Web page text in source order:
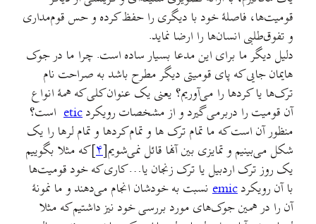
قومیت‌ها، فاصلهٔ خود با دیگری را حفظ کرده و حس قوم‌مداری
و تفوق‌طلبی انسان‌ها را ارضا نماید.
دلیل دیگر ما برای این مدعا بسیار ساده است. چرا ما در جوک
هایمان جایی که پای قومیتی دیگر مطرح باشد به صراحت نام
ترک‌ها یا کردها را می‌آوریم؟ یعنی یک عنوان کلی که همهٔ انواع
آن قومیت را دربرمی گیرد و از مشخصات رویکردetic است؟
منظور آن است که ما تمام ترک ها و تمام کردها و تمام لرها را یک
شکل می‌بینیم و تمایزی بین آنها قائل نمی‌شویم[۴] که مثلا بگوییم
یک روز ترک اردبیل یا ترک زنجان یا… کاری که خود قومیت‌ها
با آن رویکردemic نسبت به خودشان انجام می‌دهند و ما نمونهٔ
آن را در همین جوک‌های مورد بررسی خود نیز داشتیم که مثلا